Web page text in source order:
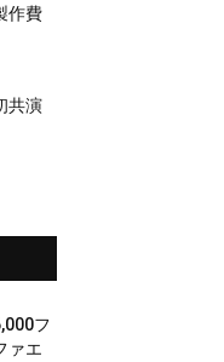
作費
共演
フ
ァエ